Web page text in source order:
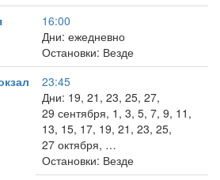
16:00
Дни: ежедневно
Остановки: Везде
23:45
Дни: 19, 21, 23, 25, 27,
29 сентября, 1, 3, 5, 7, 9, 11,
13, 15, 17, 19, 21, 23, 25,
27 октября, …
Остановки: Везде